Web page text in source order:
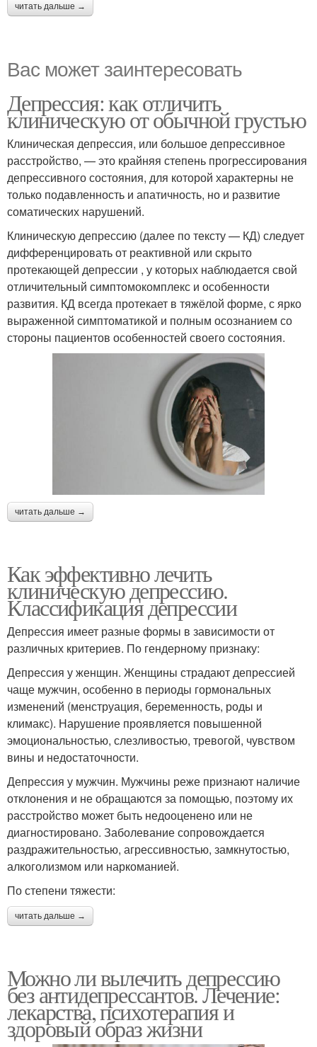
читать дальше →
Вас может заинтересовать
Депрессия: как отличить
клиническую от обычной грустью
Клиническая депрессия, или большое депрессивное
расстройство, — это крайняя степень прогрессирования
депрессивного состояния, для которой характерны не
только подавленность и апатичность, но и развитие
соматических нарушений.
Клиническую депрессию (далее по тексту — КД) следует
дифференцировать от реактивной или скрыто
протекающей депрессии , у которых наблюдается свой
отличительный симптомокомплекс и особенности
развития. КД всегда протекает в тяжёлой форме, с ярко
выраженной симптоматикой и полным осознанием со
стороны пациентов особенностей своего состояния.
читать дальше →
Как эффективно лечить
клиническую депрессию.
Классификация депрессии
Депрессия имеет разные формы в зависимости от
различных критериев. По гендерному признаку:
Депрессия у женщин. Женщины страдают депрессией
чаще мужчин, особенно в периоды гормональных
изменений (менструация, беременность, роды и
климакс). Нарушение проявляется повышенной
эмоциональностью, слезливостью, тревогой, чувством
вины и недостаточности.
Депрессия у мужчин. Мужчины реже признают наличие
отклонения и не обращаются за помощью, поэтому их
расстройство может быть недооценено или не
диагностировано. Заболевание сопровождается
раздражительностью, агрессивностью, замкнутостью,
алкоголизмом или наркоманией.
По степени тяжести:
читать дальше →
Можно ли вылечить депрессию
без антидепрессантов. Лечение:
лекарства, психотерапия и
здоровый образ жизни